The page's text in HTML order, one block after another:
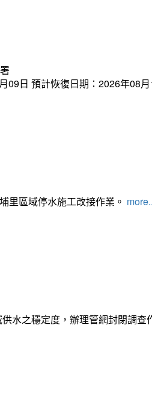
09日 預計恢復日期：2026年08月
里區域停水施工改接作業。
水之穩定度，辦理管網封閉調查